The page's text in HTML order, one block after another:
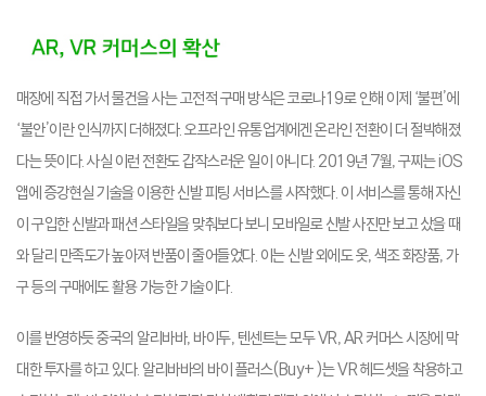
매장에 직접 가서 물건을 사는 고전적 구매 방식은 코로나19로 인해 이제 ‘불편’에
‘불안’이란 인식까지 더해졌다. 오프라인 유통업계에겐 온라인 전환이 더 절박해졌
다는 뜻이다. 사실 이런 전환도 갑작스러운 일이 아니다. 2019년 7월, 구찌는 iOS
앱에 증강현실 기술을 이용한 신발 피팅 서비스를 시작했다. 이 서비스를 통해 자신
이 구입한 신발과 패션 스타일을 맞춰보다 보니 모바일로 신발 사진만 보고 샀을 때
와 달리 만족도가 높아져 반품이 줄어들었다. 이는 신발 외에도 옷, 색조 화장품, 가
구 등의 구매에도 활용 가능한 기술이다.
이를 반영하듯 중국의 알리바바, 바이두, 텐센트는 모두 VR, AR 커머스 시장에 막
대한 투자를 하고 있다. 알리바바의 바이 플러스(Buy+)는 VR 헤드셋을 착용하고